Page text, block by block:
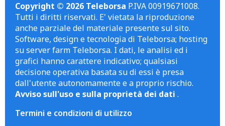
Copyright © 2026 Teleborsa P.IVA 00919671008.
Tutti i diritti riservati. E' vietata la riproduzione
anche parziale del materiale presente sul sito.
Software, design e tecnologia di Teleborsa; hosting
su server farm Teleborsa. I dati, le analisi ed i
grafici hanno carattere indicativo; qualsiasi
decisione operativa basata su di essi è presa
dall'utente autonomamente e a proprio rischio.
Avviso sull'uso e sulla proprietà dei dati .
Termini e condizioni di utilizzo